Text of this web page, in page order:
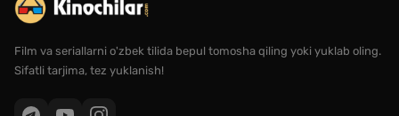
Film va seriallarni o'zbek tilida bepul tomosha qiling yoki yuklab oling.
Sifatli tarjima, tez yuklanish!